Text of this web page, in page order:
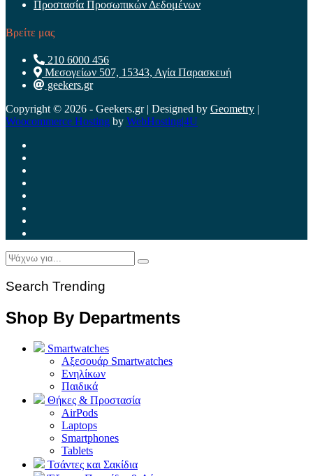
Προστασία Προσωπικών Δεδομένων
Βρείτε μας
210 6000 456
Μεσογείων 507, 15343, Αγία Παρασκευή
geekers.gr
Copyright © 2026 - Geekers.gr | Designed by Geometry |
Woocommerce Hosting by WebHosting|4U
Search Trending
Shop By Departments
Smartwatches
Αξεσουάρ Smartwatches
Ενηλίκων
Παιδικά
Θήκες & Προστασία
AirPods
Laptops
Smartphones
Tablets
Τσάντες και Σακίδια